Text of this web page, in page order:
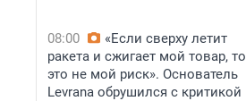
08:00
«Если сверху летит
ракета и сжигает мой товар, то
это не мой риск». Основатель
Levrana обрушился с критикой